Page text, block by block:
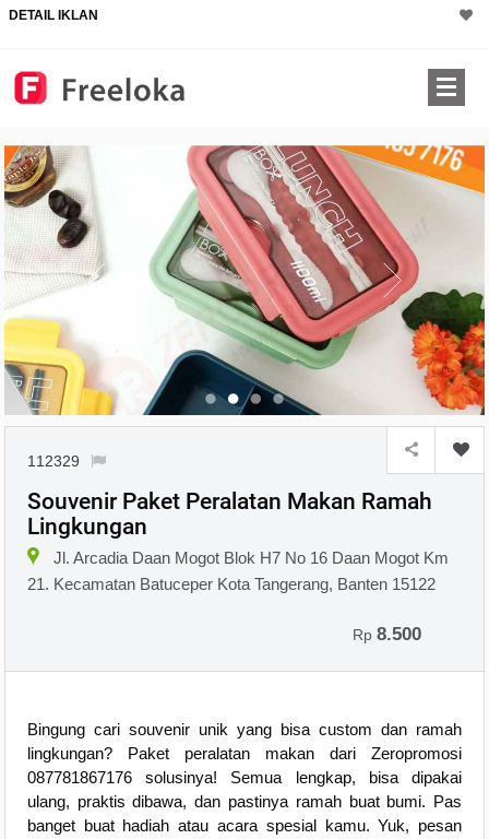
DETAIL IKLAN
112329
Souvenir Paket Peralatan Makan Ramah
Lingkungan
Jl. Arcadia Daan Mogot Blok H7 No 16 Daan Mogot Km
21. Kecamatan Batuceper Kota Tangerang, Banten 15122
Rp8.500
Bingung cari souvenir unik yang bisa custom dan ramah
lingkungan? Paket peralatan makan dari Zeropromosi
087781867176 solusinya! Semua lengkap, bisa dipakai
ulang, praktis dibawa, dan pastinya ramah buat bumi. Pas
banget buat hadiah atau acara spesial kamu. Yuk, pesan